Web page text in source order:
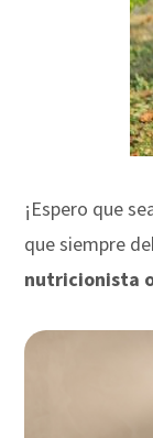
¡Espero que
que siempre
nutricionista